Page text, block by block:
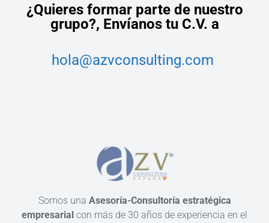
¿Quieres formar parte de nuestro
grupo?, Envíanos tu C.V. a
hola@azvconsulting.com
Somos una Asesoría-Consultoría estratégica
empresarial con más de 30 años de experiencia en el